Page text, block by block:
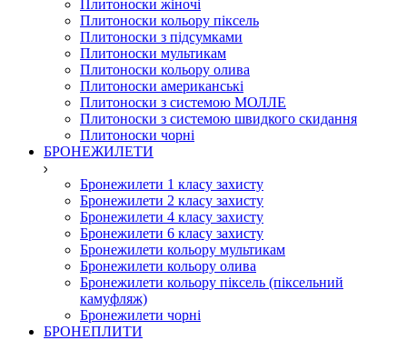
Плитоноски жіночі
Плитоноски кольору піксель
Плитоноски з підсумками
Плитоноски мультикам
Плитоноски кольору олива
Плитоноски американські
Плитоноски з системою МОЛЛЕ
Плитоноски з системою швидкого скидання
Плитоноски чорні
БРОНЕЖИЛЕТИ
Бронежилети 1 класу захисту
Бронежилети 2 класу захисту
Бронежилети 4 класу захисту
Бронежилети 6 класу захисту
Бронежилети кольору мультикам
Бронежилети кольору олива
Бронежилети кольору піксель (піксельний
камуфляж)
Бронежилети чорні
БРОНЕПЛИТИ